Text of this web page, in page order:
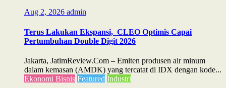
Aug 2, 2026 admin
Terus Lakukan Ekspansi, CLEO Optimis Capai
Pertumbuhan Double Digit 2026
Jakarta, JatimReview.Com – Emiten produsen air minum
dalam kemasan (AMDK) yang tercatat di IDX dengan kode...
Ekonomi Bisnis Featured Industri